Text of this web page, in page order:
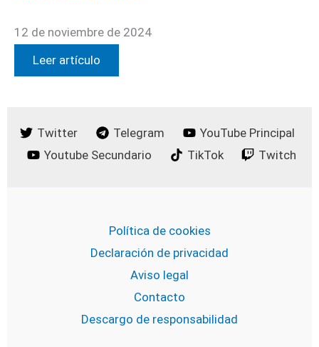
12 de noviembre de 2024
Leer artículo
Twitter Telegram
YouTube Principal
Youtube Secundario
TikTok Twitch
Política de cookies
Declaración de privacidad
Aviso legal
Contacto
Descargo de responsabilidad